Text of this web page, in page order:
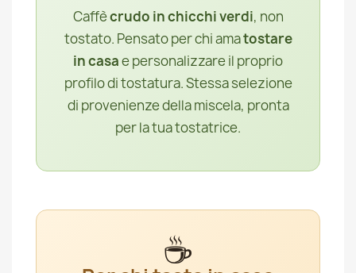
Caffècrudo in chicchi verdi, non
tostato. Pensato per chi amatostare
in casae personalizzare il proprio
profilo di tostatura. Stessa selezione
di provenienze della miscela, pronta
per la tua tostatrice.
☕